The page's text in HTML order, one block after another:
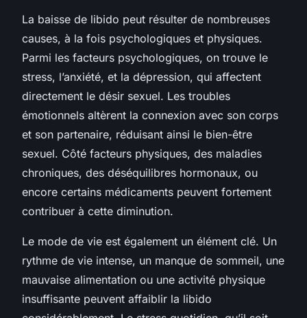
La baisse de libido peut résulter de nombreuses
causes, à la fois psychologiques et physiques.
Parmi les facteurs psychologiques, on trouve le
stress, l’anxiété, et la dépression, qui affectent
directement le désir sexuel. Les troubles
émotionnels altèrent la connexion avec son corps
et son partenaire, réduisant ainsi le bien-être
sexuel. Côté facteurs physiques, des maladies
chroniques, des déséquilibres hormonaux, ou
encore certains médicaments peuvent fortement
contribuer à cette diminution.
Le mode de vie est également un élément clé. Un
rythme de vie intense, un manque de sommeil, une
mauvaise alimentation ou une activité physique
insuffisante peuvent affaiblir la libido